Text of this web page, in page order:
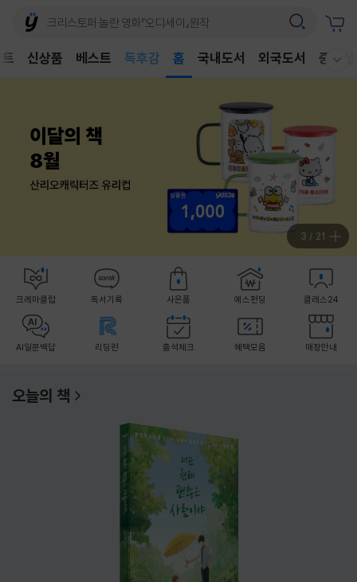
신상품 베스트
어린이
독후감
어린이
홈 국내도서 외국도서 중고샵
4 / 21
크레마클럽 독서기록 사은품 예스펀딩 클래스24
AI일문백답 리딩런 출석체크 혜택모음 매장안내
오늘의 책